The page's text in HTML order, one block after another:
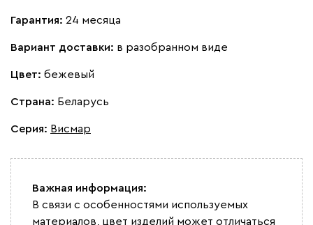
Гарантия: 24 месяца
Вариант доставки: в разобранном виде
Цвет: бежевый
Страна: Беларусь
Серия: Висмар
Важная информация:
В связи с особенностями используемых
материалов, цвет изделий может отличаться